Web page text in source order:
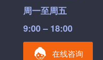
周一至周五
9:00 – 18:00
在线咨询